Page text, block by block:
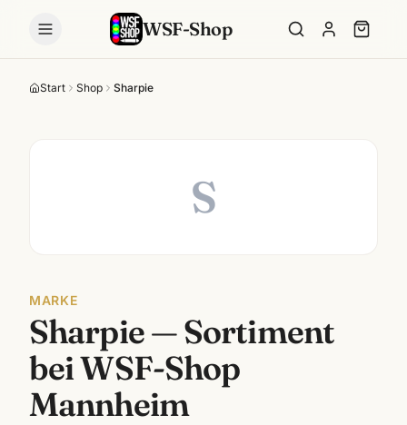
WSF-Shop
Start Shop Sharpie
S
MARKE
Sharpie— Sortiment
bei WSF-Shop
Mannheim